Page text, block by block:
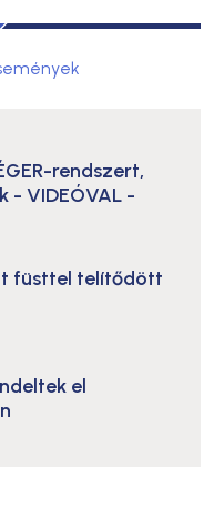
rendszert,
- VIDEÓVAL -
füsttel telítődött
el